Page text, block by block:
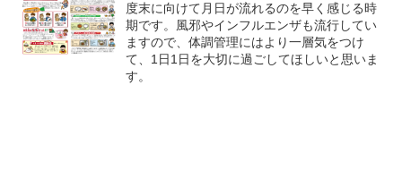
度末に向けて月日が流れるのを早く感じる時
期です。風邪やインフルエンザも流行してい
ますので、体調管理にはより一層気をつけ
て、1日1日を大切に過ごしてほしいと思いま
す。